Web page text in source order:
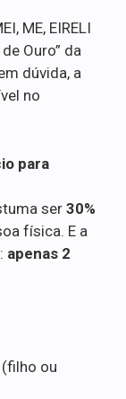
ME, EIRELI
Ouro” da
dúvida, a
no
para
ser 30%
física. E a
apenas 2
ou